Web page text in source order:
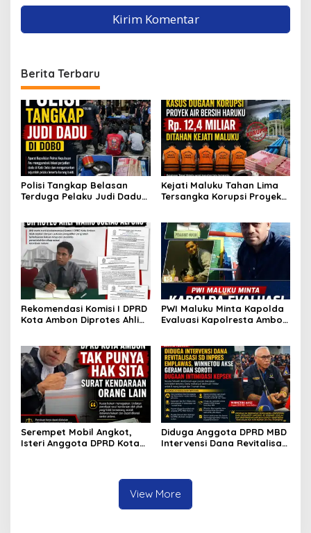
Berita Terbaru
Polisi Tangkap Belasan
Terduga Pelaku Judi Dadu
Selisih Barang Bukti
Kejati Maluku Tahan Lima
Tersangka Korupsi Proyek
Rekomendasi Komisi I DPRD
Kota Ambon Diprotes Ahli
PWI Maluku Minta Kapolda
Evaluasi Kapolresta Ambon
Perlu Copot Kasatreskrim
Polresta Ambon
Serempet Mobil Angkot,
Isteri Anggota DPRD Kota
Diduga Anggota DPRD MBD
Intervensi Dana Revitalisasi
View More